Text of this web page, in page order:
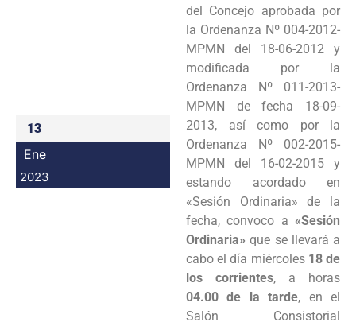
13
Ene
2023
del Concejo aprobada por
la Ordenanza Nº 004-2012-
MPMN del 18-06-2012 y
modificada por la
Ordenanza Nº 011-2013-
MPMN de fecha 18-09-
2013, así como por la
Ordenanza Nº 002-2015-
MPMN del 16-02-2015 y
estando acordado en
«Sesión Ordinaria» de la
fecha, convoco a «Sesión
Ordinaria» que se llevará a
cabo el día miércoles 18 de
los corrientes, a horas
04.00 de la tarde, en el
Salón Consistorial